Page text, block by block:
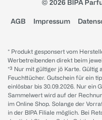
© 2026 BIPA
AGB Impressum
* Produkt gesponsert vom
Werbetreibenden direkt beim
*³ Nur mit gültiger jö Karte. Gültig
Feuchttücher. Gutschein für ein
einlösbar bis 30.09.2026. Nur ein
Sammelwert wird auf der
im Online Shop. Solange der
in der BIPA Filiale möglich. Bei